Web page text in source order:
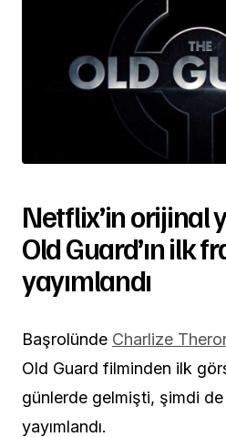
Netflix’in orijinal
Old Guard’ın ilk
yayımlandı
Başrolünde Charlize
Old Guard filminden ilk
günlerde gelmişti, şimdi
yayımlandı.